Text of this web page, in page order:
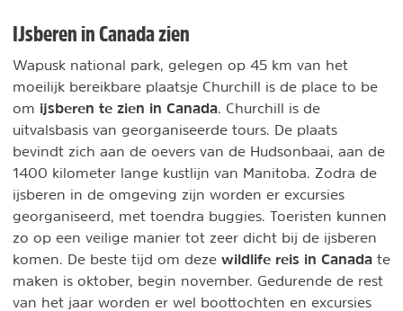
IJsberen in Canada zien
Wapusk national park, gelegen op 45 km van het
moeilijk bereikbare plaatsje Churchill is de place to be
om ijsberen te zien in Canada. Churchill is de
uitvalsbasis van georganiseerde tours. De plaats
bevindt zich aan de oevers van de Hudsonbaai, aan de
1400 kilometer lange kustlijn van Manitoba. Zodra de
ijsberen in de omgeving zijn worden er excursies
georganiseerd, met toendra buggies. Toeristen kunnen
zo op een veilige manier tot zeer dicht bij de ijsberen
komen. De beste tijd om deze wildlife reis in Canada te
maken is oktober, begin november. Gedurende de rest
van het jaar worden er wel boottochten en excursies